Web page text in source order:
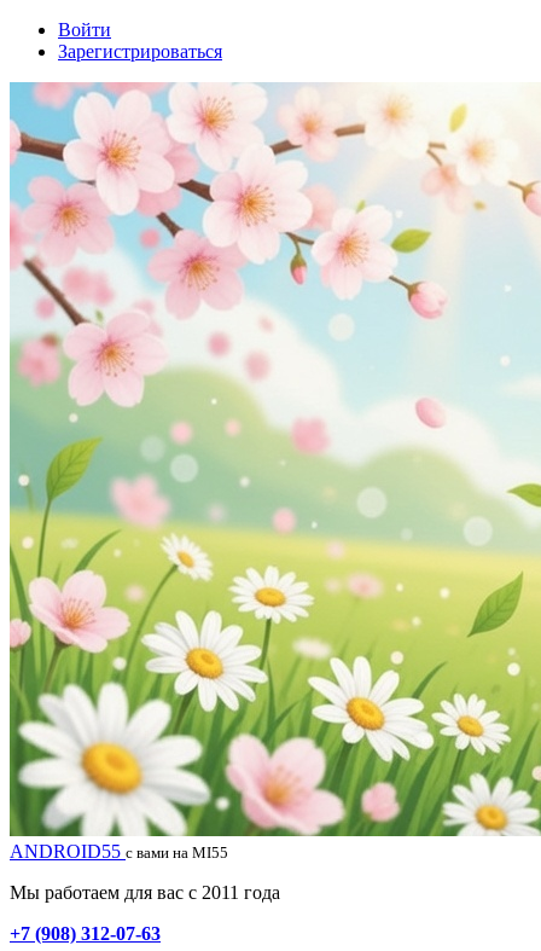
Войти
Зарегистрироваться
ANDROID55 с вами на MI55
Мы работаем для вас с 2011 года
+7 (908) 312-07-63